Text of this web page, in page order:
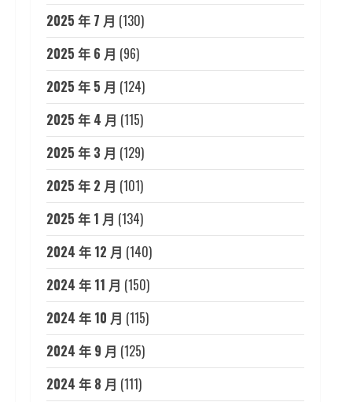
2025 年 7 月 (130)
2025 年 6 月 (96)
2025 年 5 月 (124)
2025 年 4 月 (115)
2025 年 3 月 (129)
2025 年 2 月 (101)
2025 年 1 月 (134)
2024 年 12 月 (140)
2024 年 11 月 (150)
2024 年 10 月 (115)
2024 年 9 月 (125)
2024 年 8 月 (111)